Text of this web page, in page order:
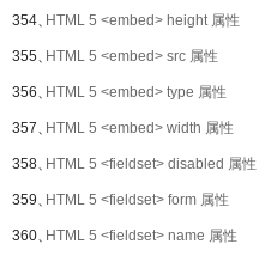
354、HTML 5 <embed> height 属性
355、HTML 5 <embed> src 属性
356、HTML 5 <embed> type 属性
357、HTML 5 <embed> width 属性
358、HTML 5 <fieldset> disabled 属性
359、HTML 5 <fieldset> form 属性
360、HTML 5 <fieldset> name 属性